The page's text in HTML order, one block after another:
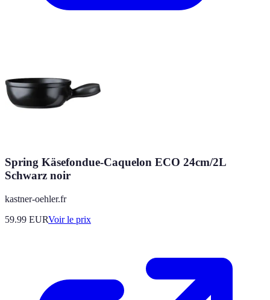
Spring Käsefondue-Caquelon ECO 24cm/2L
Schwarz noir
kastner-oehler.fr
59.99 EURVoir le prix